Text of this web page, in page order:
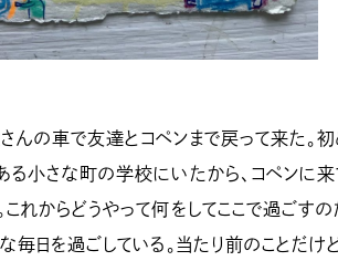
んの車で友達とコペンまで戻って来た。
る小さな町の学校にいたから、コペンに来
れからどうやって何をしてここで過ごすの
毎日を過ごしている。当たり前のことだけ